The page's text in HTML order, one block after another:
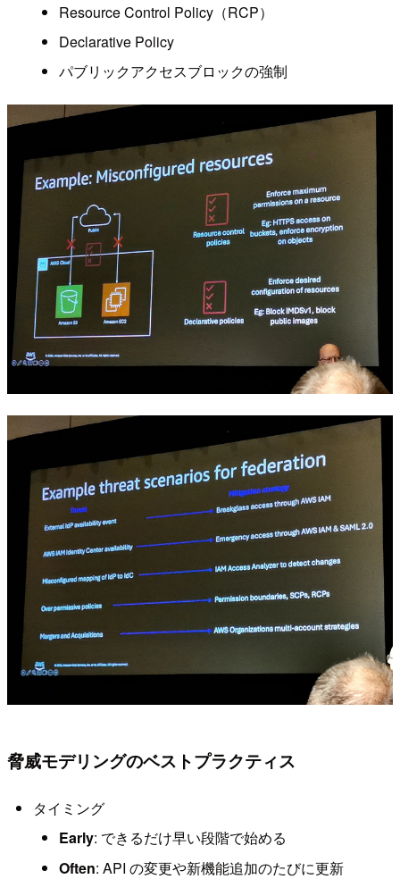
Resource Control Policy（RCP）
Declarative Policy
パブリックアクセスブロックの強制
脅威モデリングのベストプラクティス
タイミング
Early: できるだけ早い段階で始める
Often: API の変更や新機能追加のたびに更新